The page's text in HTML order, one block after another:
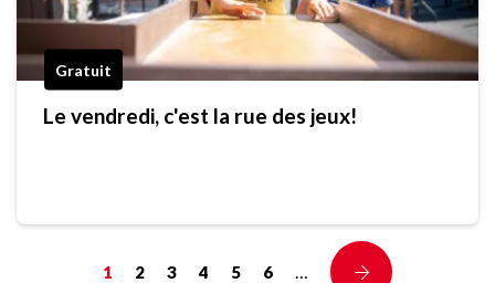
Gratuit
Le vendredi, c'est la rue des jeux!
1 2 3 4 5 6 …